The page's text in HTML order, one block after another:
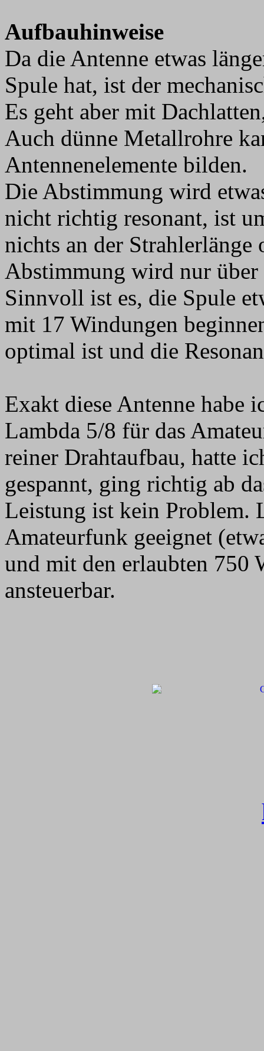
Aufbauhinweise
Da die Antenne etwas
Spule hat, ist der
Es geht aber mit
Auch dünne Metallrohre
Antennenelemente bilden.
Die Abstimmung wird
nicht richtig resonant, ist
nichts an der Strahlerlänge
Abstimmung wird nur
Sinnvoll ist es, die Spule
mit 17 Windungen
optimal ist und die
Exakt diese Antenne habe
Lambda 5/8 für das
reiner Drahtaufbau, hatte
gespannt, ging richtig ab
Leistung ist kein Problem.
Amateurfunk geeignet
und mit den erlaubten 750
ansteuerbar.